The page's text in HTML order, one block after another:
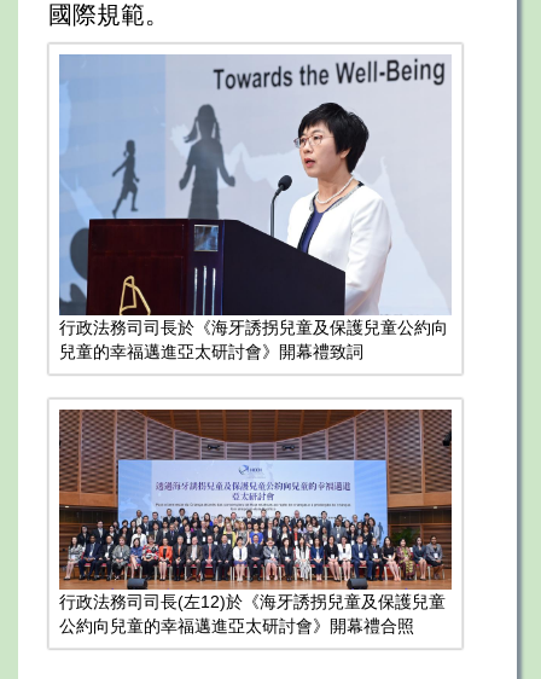
國際規範。
行政法務司司長於《海牙誘拐兒童及保護兒童公約向
兒童的幸福邁進亞太研討會》開幕禮致詞
行政法務司司長(左12)於《海牙誘拐兒童及保護兒童
公約向兒童的幸福邁進亞太研討會》開幕禮合照